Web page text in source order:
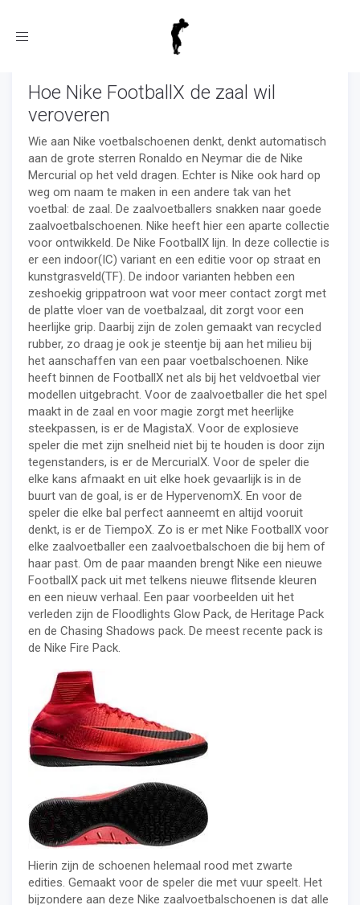
Toggle
Hoe Nike FootballX de zaal wil
veroveren
Wie aan Nike voetbalschoenen denkt, denkt automatisch
aan de grote sterren Ronaldo en Neymar die de Nike
Mercurial op het veld dragen. Echter is Nike ook hard op
weg om naam te maken in een andere tak van het
voetbal: de zaal. De zaalvoetballers snakken naar goede
zaalvoetbalschoenen. Nike heeft hier een aparte collectie
voor ontwikkeld. De Nike FootballX lijn. In deze collectie is
er een indoor(IC) variant en een editie voor op straat en
kunstgrasveld(TF). De indoor varianten hebben een
zeshoekig grippatroon wat voor meer contact zorgt met
de platte vloer van de voetbalzaal, dit zorgt voor een
heerlijke grip. Daarbij zijn de zolen gemaakt van recycled
rubber, zo draag je ook je steentje bij aan het milieu bij
het aanschaffen van een paar voetbalschoenen. Nike
heeft binnen de FootballX net als bij het veldvoetbal vier
modellen uitgebracht. Voor de zaalvoetballer die het spel
maakt in de zaal en voor magie zorgt met heerlijke
steekpassen, is er de MagistaX. Voor de explosieve
speler die met zijn snelheid niet bij te houden is door zijn
tegenstanders, is er de MercurialX. Voor de speler die
elke kans afmaakt en uit elke hoek gevaarlijk is in de
buurt van de goal, is er de HypervenomX. En voor de
speler die elke bal perfect aanneemt en altijd vooruit
denkt, is er de TiempoX. Zo is er met Nike FootballX voor
elke zaalvoetballer een zaalvoetbalschoen die bij hem of
haar past. Om de paar maanden brengt Nike een nieuwe
FootballX pack uit met telkens nieuwe flitsende kleuren
en een nieuw verhaal. Een paar voorbeelden uit het
verleden zijn de Floodlights Glow Pack, de Heritage Pack
en de Chasing Shadows pack. De meest recente pack is
de Nike Fire Pack.
Hierin zijn de schoenen helemaal rood met zwarte
edities. Gemaakt voor de speler die met vuur speelt. Het
bijzondere aan deze Nike zaalvoetbalschoenen is dat alle